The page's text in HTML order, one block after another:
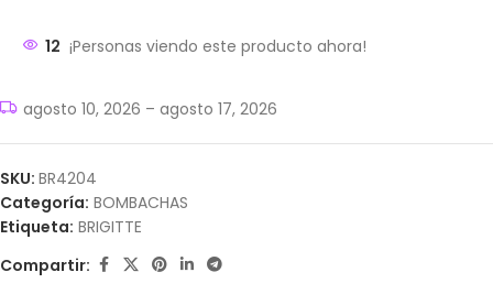
12 ¡Personas viendo este producto ahora!
agosto 10, 2026 – agosto 17, 2026
SKU: BR4204
Categoría: BOMBACHAS
Etiqueta: BRIGITTE
Compartir: